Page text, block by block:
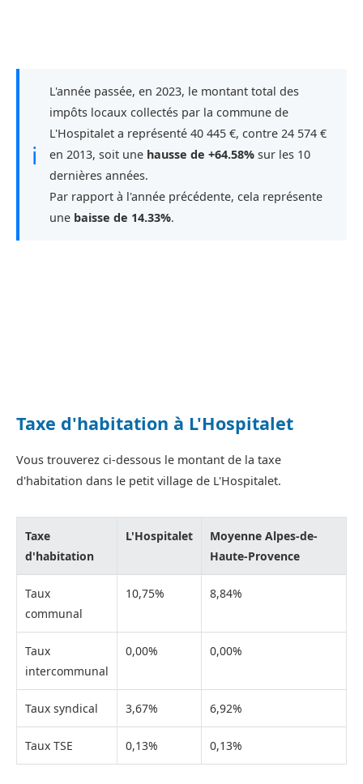
ℹ
L'année passée, en 2023, le montant total des
impôts locaux collectés par la commune de
L'Hospitalet a représenté 40 445 €, contre 24 574 €
en 2013, soit une hausse de +64.58% sur les 10
dernières années.
Par rapport à l'année précédente, cela représente
une baisse de 14.33%.
Taxe d'habitation à L'Hospitalet
Vous trouverez ci-dessous le montant de la taxe
d'habitation dans le petit village de L'Hospitalet.
Taxe
d'habitation
L'Hospitalet
Moyenne Alpes-de-
Haute-Provence
Taux
communal
10,75% 8,84%
Taux
intercommunal
0,00% 0,00%
Taux syndical 3,67% 6,92%
Taux TSE 0,13% 0,13%